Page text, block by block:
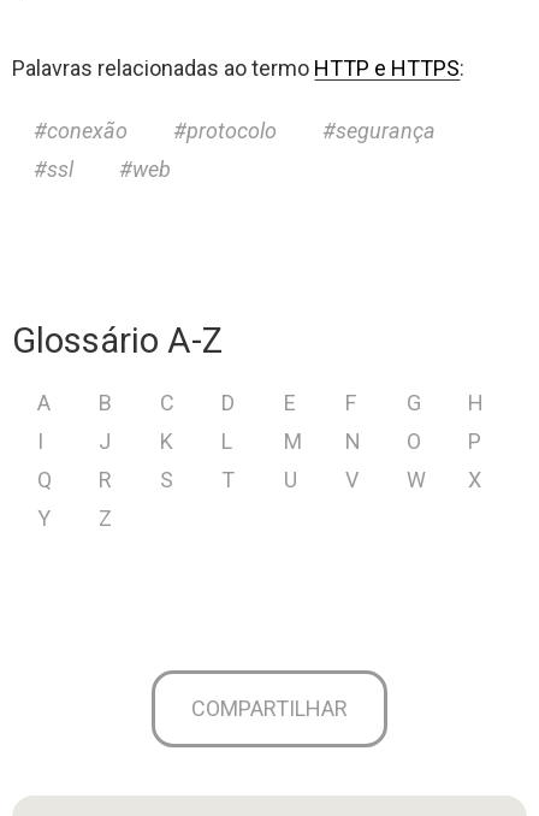
Palavras relacionadas ao termo HTTP e HTTPS:
conexão protocolo
segurança
ssl
web
Glossário A-Z
A B C D E F G
H
I
J K L M N O
P
Q
R S T U V W
X
Y
Z
COMPARTILHAR